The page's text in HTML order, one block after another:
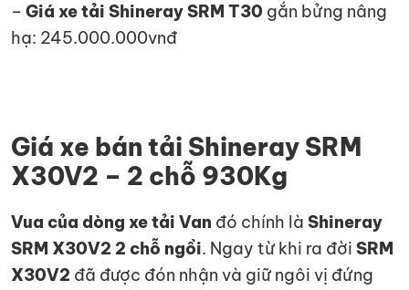
– Giá xe tải Shineray SRM T30 gắn bửng nâng
hạ: 245.000.000vnđ
Giá xe bán tải Shineray SRM
X30V2 – 2 chỗ 930Kg
Vua của dòng xe tải Van đó chính là Shineray
SRM X30V2 2 chỗ ngồi. Ngay từ khi ra đời SRM
X30V2 đã được đón nhận và giữ ngôi vị đứng